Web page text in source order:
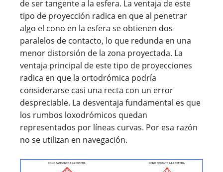
de ser tangente a la esfera. La ventaja de este
tipo de proyección radica en que al penetrar
algo el cono en la esfera se obtienen dos
paralelos de contacto, lo que redunda en una
menor distorsión de la zona proyectada. La
ventaja principal de este tipo de proyecciones
radica en que la ortodrómica podría
considerarse casi una recta con un error
despreciable. La desventaja fundamental es que
los rumbos loxodrómicos quedan
representados por líneas curvas. Por esa razón
no se utilizan en navegación.